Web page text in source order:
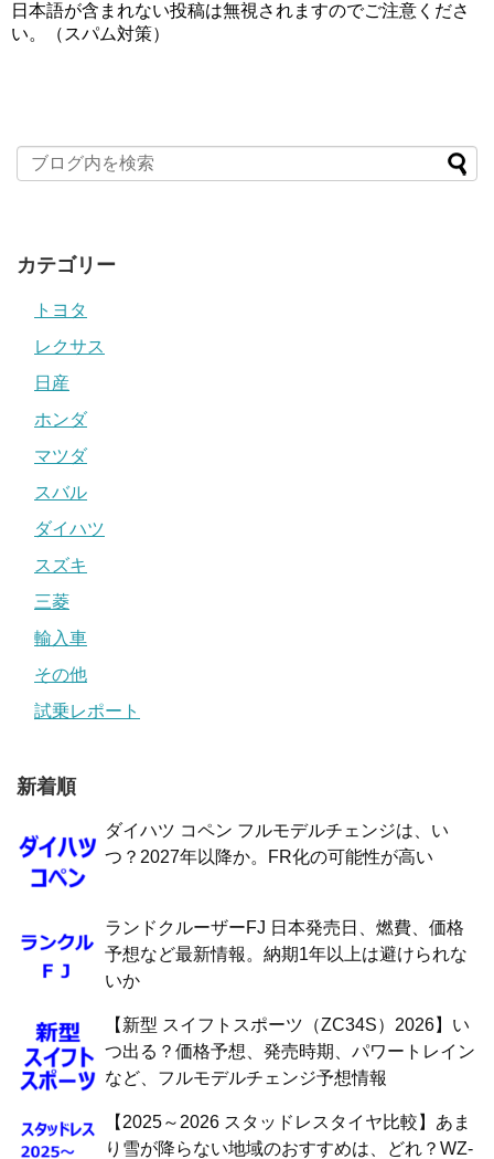
日本語が含まれない投稿は無視されますのでご注意くださ
い。（スパム対策）
カテゴリー
トヨタ
レクサス
日産
ホンダ
マツダ
スバル
ダイハツ
スズキ
三菱
輸入車
その他
試乗レポート
新着順
ダイハツ コペン フルモデルチェンジは、い
つ？2027年以降か。FR化の可能性が高い
ランドクルーザーFJ 日本発売日、燃費、価格
予想など最新情報。納期1年以上は避けられな
いか
【新型 スイフトスポーツ（ZC34S）2026】い
つ出る？価格予想、発売時期、パワートレイン
など、フルモデルチェンジ予想情報
【2025～2026 スタッドレスタイヤ比較】あま
り雪が降らない地域のおすすめは、どれ？WZ-